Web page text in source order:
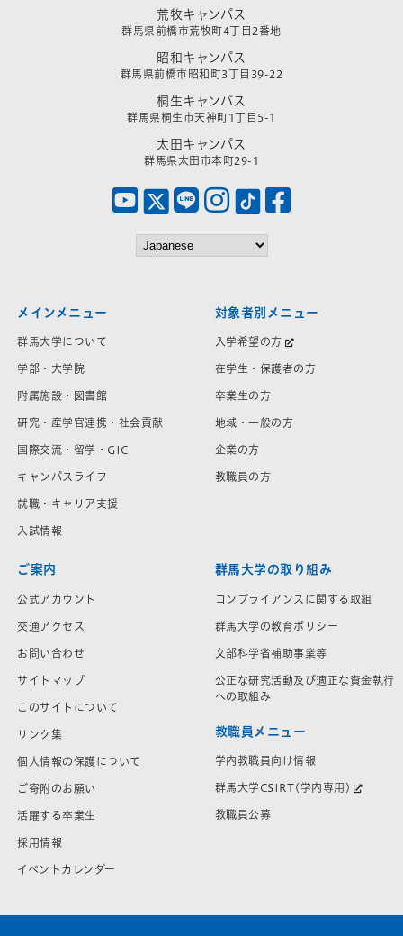
荒牧キャンパス
群馬県前橋市荒牧町4丁目2番地
昭和キャンパス
群馬県前橋市昭和町3丁目39-22
桐生キャンパス
群馬県桐生市天神町1丁目5-1
太田キャンパス
群馬県太田市本町29-1
メインメニュー
群馬大学について
学部・大学院
附属施設・図書館
研究・産学官連携・社会貢献
国際交流・留学・GIC
キャンパスライフ
就職・キャリア支援
入試情報
対象者別メニュー
入学希望の方
在学生・保護者の方
卒業生の方
地域・一般の方
企業の方
教職員の方
ご案内
公式アカウント
交通アクセス
お問い合わせ
サイトマップ
このサイトについて
リンク集
個人情報の保護について
ご寄附のお願い
活躍する卒業生
採用情報
イベントカレンダー
群馬大学の取り組み
コンプライアンスに関する取組
群馬大学の教育ポリシー
文部科学省補助事業等
公正な研究活動及び適正な資金執行
への取組み
教職員メニュー
学内教職員向け情報
群馬大学CSIRT(学内専用)
教職員公募